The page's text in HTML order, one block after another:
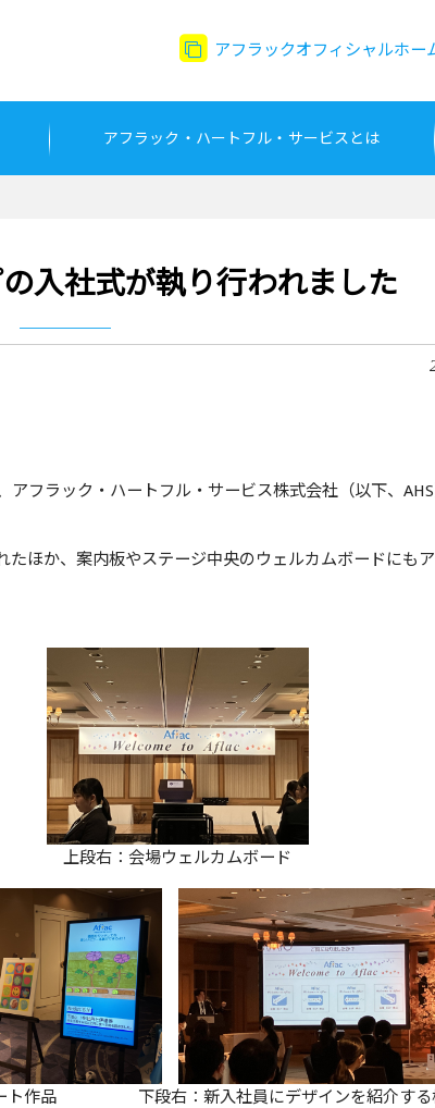
アフラックオフィシャルホー
アフラック・ハートフル・サービスとは
入社式が執り行われました
アフラック・ハートフル・サービス株式会社（以下、
ほか、 案内板やステージ中央のウェルカムボードにも
上段右：会場ウェルカムボード
作品 下段右：新入社員にデザインを紹介する